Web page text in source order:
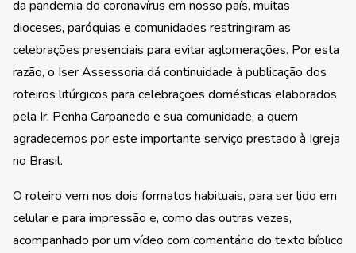
da pandemia do coronavírus em nosso país, muitas
dioceses, paróquias e comunidades restringiram as
celebrações presenciais para evitar aglomerações. Por esta
razão, o Iser Assessoria dá continuidade à publicação dos
roteiros litúrgicos para celebrações domésticas elaborados
pela Ir. Penha Carpanedo e sua comunidade, a quem
agradecemos por este importante serviço prestado à Igreja
no Brasil.
O roteiro vem nos dois formatos habituais, para ser lido em
celular e para impressão e, como das outras vezes,
acompanhado por um vídeo com comentário do texto bíblico